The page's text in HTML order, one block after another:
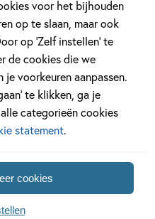
voor het bijhouden
op te slaan, maar ook
op ‘Zelf instellen’ te
de cookies die we
voorkeuren aanpassen.
te klikken, ga je
categorieën cookies
statement.
cookies
10 –
en
van
Kapitein
de
17,99